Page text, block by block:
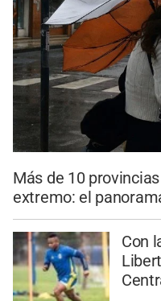
Más de 10
extremo: el
Con